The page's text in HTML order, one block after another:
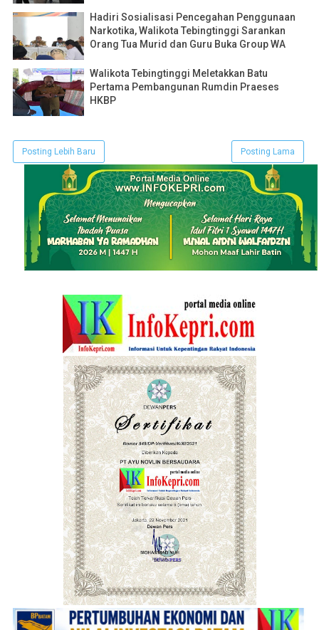
Hadiri Sosialisasi Pencegahan Penggunaan
Narkotika, Walikota Tebingtinggi Sarankan
Orang Tua Murid dan Guru Buka Group WA
Walikota Tebingtinggi Meletakkan Batu
Pertama Pembangunan Rumdin Praeses
HKBP
Posting Lebih Baru Posting Lama